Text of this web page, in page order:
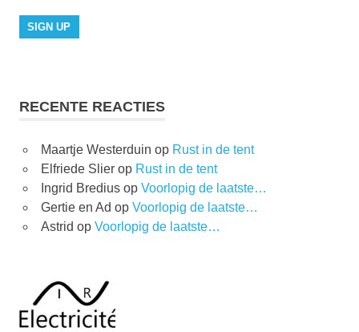
RECENTE REACTIES
Maartje Westerduin op Rust in de tent
Elfriede Slierop Rust in de tent
Ingrid Brediusop Voorlopig de laatste…
Gertie en Ad op Voorlopig de laatste…
Astrid op Voorlopig de laatste…